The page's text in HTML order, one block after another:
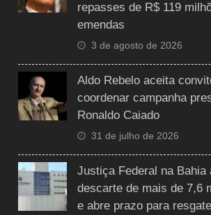
repasses de R$ 119
emendas
3 de agosto de 2026
Aldo Rebelo aceita
coordenar campanha
Ronaldo Caiado
31 de julho de 2026
Justiça Federal na Bahia
descarte de mais de 7,6
e abre prazo para